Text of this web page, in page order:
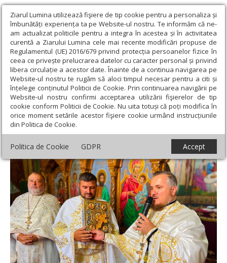
Ziarul Lumina utilizează fişiere de tip cookie pentru a personaliza și
îmbunătăți experiența ta pe Website-ul nostru. Te informăm că ne-
am actualizat politicile pentru a integra în acestea și în activitatea
curentă a Ziarului Lumina cele mai recente modificări propuse de
Regulamentul (UE) 2016/679 privind protecția persoanelor fizice în
ceea ce privește prelucrarea datelor cu caracter personal și privind
libera circulație a acestor date. Înainte de a continua navigarea pe
Website-ul nostru te rugăm să aloci timpul necesar pentru a citi și
înțelege conținutul Politicii de Cookie. Prin continuarea navigării pe
Website-ul nostru confirmi acceptarea utilizării fişierelor de tip
cookie conform Politicii de Cookie. Nu uita totuși că poți modifica în
orice moment setările acestor fişiere cookie urmând instrucțiunile
din Politica de Cookie.
Politica de Cookie GDPR Accept
Ziarul Lumina › Actualitate religioasă › Știri › Nou preot paroh la
o biserică istorică din Băile Herculane
Nou preot paroh la o biserică istorică din
Băile Herculane